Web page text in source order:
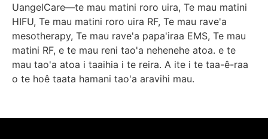
UangelCare—te mau matini roro uira, Te mau matini
HIFU, Te mau matini roro uira RF, Te mau rave'a
mesotherapy, Te mau rave'a papa'iraa EMS, Te mau
matini RF, e te mau reni tao'a nehenehe atoa. e te
mau tao'a atoa i taaihia i te reira. A ite i te taa-ê-raa
o te hoê taata hamani tao'a aravihi mau.